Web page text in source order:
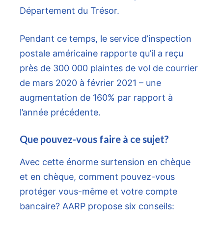
Département du Trésor.
Pendant ce temps, le service d’inspection
postale américaine rapporte qu’il a reçu
près de 300 000 plaintes de vol de courrier
de mars 2020 à février 2021 – une
augmentation de 160% par rapport à
l’année précédente.
Que pouvez-vous faire à ce sujet?
Avec cette énorme surtension en chèque
et en chèque, comment pouvez-vous
protéger vous-même et votre compte
bancaire? AARP propose six conseils: